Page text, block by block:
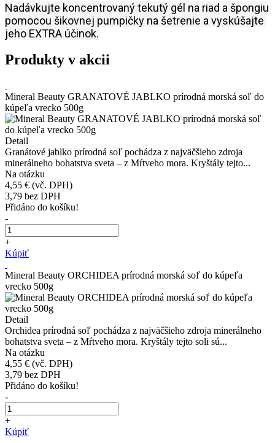
Nadávkujte koncentrovaný tekutý gél na riad a špongiu
pomocou šikovnej pumpičky na šetrenie a vyskúšajte
jeho EXTRA účinok.
Produkty v akcii
Mineral Beauty GRANATOVÉ JABLKO prírodná morská soľ do
kúpeľa vrecko 500g
Detail
Granátové jablko prírodná soľ pochádza z najväčšieho zdroja
minerálneho bohatstva sveta – z Mŕtveho mora. Kryštály tejto...
Na otázku
4,55 € (vč. DPH)
3,79 bez DPH
Přidáno do košíku!
-
+
Kúpiť
Mineral Beauty ORCHIDEA prírodná morská soľ do kúpeľa
vrecko 500g
Detail
Orchidea prírodná soľ pochádza z najväčšieho zdroja minerálneho
bohatstva sveta – z Mŕtveho mora. Kryštály tejto soli sú...
Na otázku
4,55 € (vč. DPH)
3,79 bez DPH
Přidáno do košíku!
-
+
Kúpiť